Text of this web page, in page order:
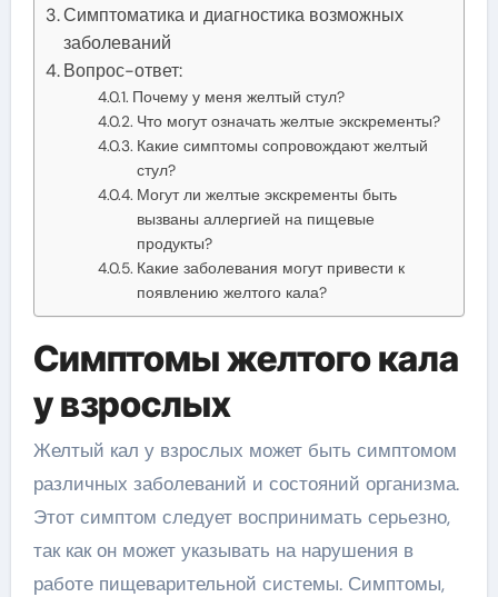
Симптоматика и диагностика возможных
заболеваний
Вопрос-ответ:
Почему у меня желтый стул?
Что могут означать желтые экскременты?
Какие симптомы сопровождают желтый
стул?
Могут ли желтые экскременты быть
вызваны аллергией на пищевые
продукты?
Какие заболевания могут привести к
появлению желтого кала?
Симптомы желтого кала
у взрослых
Желтый кал у взрослых может быть симптомом
различных заболеваний и состояний организма.
Этот симптом следует воспринимать серьезно,
так как он может указывать на нарушения в
работе пищеварительной системы. Симптомы,